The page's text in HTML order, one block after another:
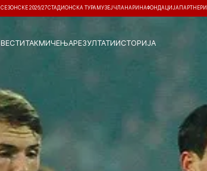
СЕЗОНСКЕ 2026/27СТАДИОНСКА ТУРА МУЗЕЈ ЧЛАНАРИНАФОНДАЦИЈА ПАРТНЕРИ
ВЕСТИТАКМИЧЕЊАРЕЗУЛТАТИИСТОРИЈА